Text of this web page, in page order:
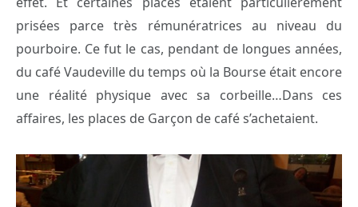
prisées parce très rémunératrices au niveau du
pourboire. Ce fut le cas, pendant de longues années,
du café Vaudeville du temps où la Bourse était encore
une réalité physique avec sa corbeille…Dans ces
affaires, les places de Garçon de café s’achetaient.